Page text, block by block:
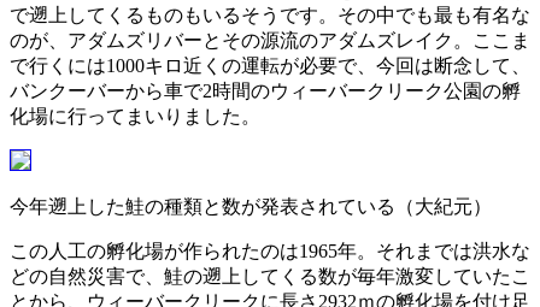
で遡上してくるものもいるそうです。その中でも最も有名な
のが、アダムズリバーとその源流のアダムズレイク。ここま
で行くには1000キロ近くの運転が必要で、今回は断念して、
バンクーバーから車で2時間のウィーバークリーク公園の孵
化場に行ってまいりました。
今年遡上した鮭の種類と数が発表されている（大紀元）
この人工の孵化場が作られたのは1965年。それまでは洪水な
どの自然災害で、鮭の遡上してくる数が毎年激変していたこ
とから、ウィーバークリークに長さ2932ｍの孵化場を付け足